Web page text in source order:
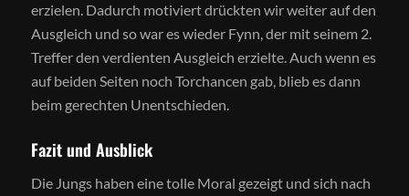
erzielen. Dadurch motiviert drückten wir weiter auf den
Ausgleich und so war es wieder Fynn, der mit seinem 2.
Treffer den verdienten Ausgleich erzielte. Auch wenn es
auf beiden Seiten noch Torchancen gab, blieb es dann
beim gerechten Unentschieden.
Fazit und Ausblick
Die Jungs haben eine tolle Moral gezeigt und sich nach